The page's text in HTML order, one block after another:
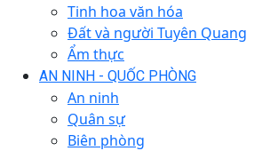
Tinh hoa văn hóa
Đất và người Tuyên Quang
Ẩm thực
AN NINH - QUỐC PHÒNG
An ninh
Quân sự
Biên phòng